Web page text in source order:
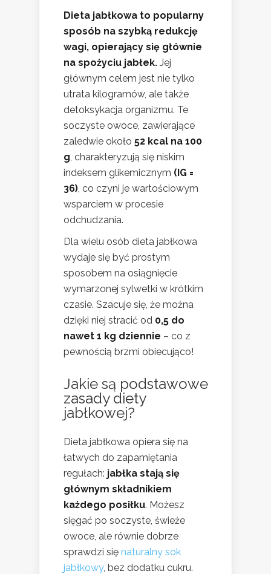
Dieta jabłkowa to popularny
sposób na szybką redukcję
wagi, opierający się głównie
na spożyciu jabłek. Jej
głównym celem jest nie tylko
utrata kilogramów, ale także
detoksykacja organizmu. Te
soczyste owoce, zawierające
zaledwie około 52 kcal na 100
g, charakteryzują się niskim
indeksem glikemicznym (IG =
36), co czyni je wartościowym
wsparciem w procesie
odchudzania.
Dla wielu osób dieta jabłkowa
wydaje się być prostym
sposobem na osiągnięcie
wymarzonej sylwetki w krótkim
czasie. Szacuje się, że można
dzięki niej stracić od 0,5 do
nawet 1 kg dziennie – co z
pewnością brzmi obiecująco!
Jakie są podstawowe
zasady diety
jabłkowej?
Dieta jabłkowa opiera się na
łatwych do zapamiętania
regułach: jabłka stają się
głównym składnikiem
każdego posiłku. Możesz
sięgać po soczyste, świeże
owoce, ale równie dobrze
sprawdzi się naturalny sok
jabłkowy, bez dodatku cukru.